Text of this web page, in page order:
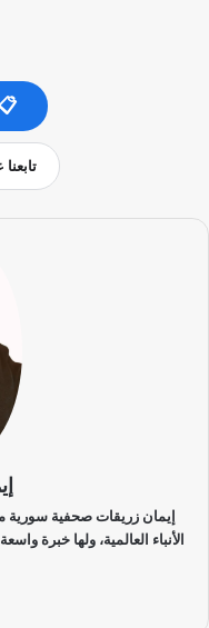
إيمان زريقات صحفية
الأنباء العالمية، ولها خبرة